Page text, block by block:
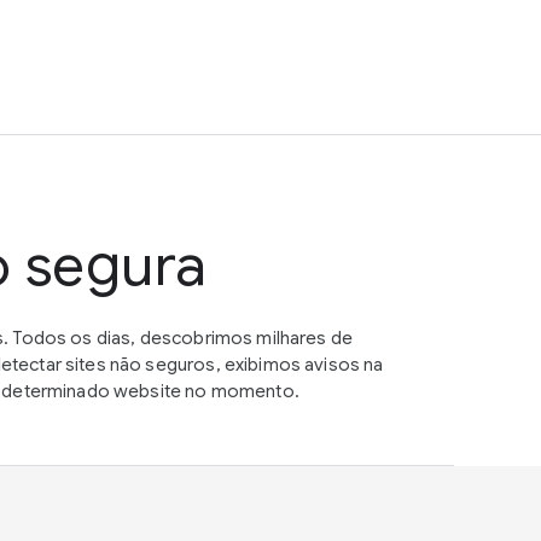
segura
Todos os dias, descobrimos milhares de
sites não seguros, exibimos avisos na
website no momento.